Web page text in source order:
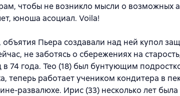
чтобы не возникло мысли о возможных
юноша асоциал. Voila!
Пьера создавали над ней купол
не заботясь о сбережениях на
74 года. Тео (18) был бунтующим
теперь работает учеником кондитера в
развалюхе. Ирис (33) несколько лет